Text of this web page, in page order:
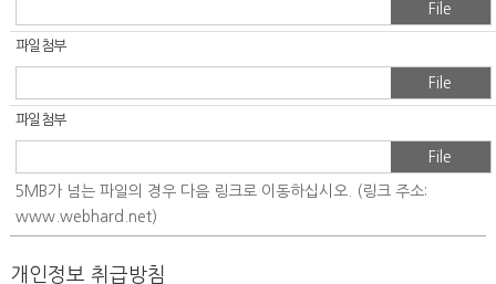
File
파일첨부
File
파일첨부
File
5MB가 넘는 파일의 경우 다음 링크로 이동하십시오. (링크 주소:
www.webhard.net)
개인정보 취급방침